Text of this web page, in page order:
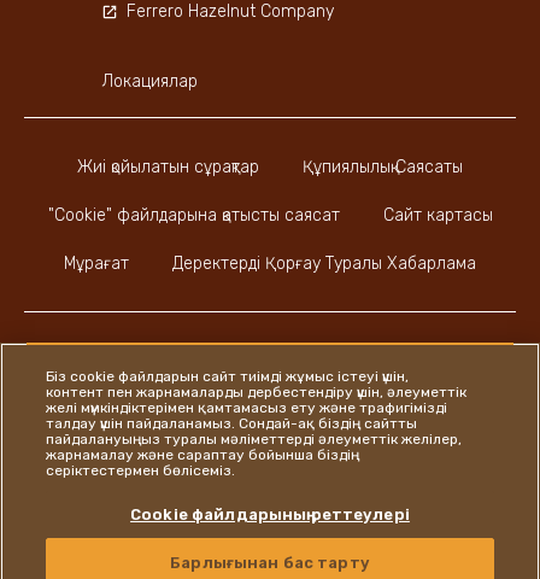
Жиі қойылатын сұрақтар Құпиялылық Саясаты
"Cookie" файлдарына қатысты саясат Сайт картасы
Мұрағат Деректерді Қорғау Туралы Хабарлама
Ferrero Hazelnut Company
Локациялар
Copyright © Ferrero 2026
Instagram
LinkedIn
Facebook
Біз cookie файлдарын сайт тиімді жұмыс істеуі үшін,
контент пен жарнамаларды дербестендіру үшін, әлеуметтік
желі мүмкіндіктерімен қамтамасыз ету және трафигімізді
талдау үшін пайдаланамыз. Сондай-ақ біздің сайтты
пайдалануыңыз туралы мәліметтерді әлеуметтік желілер,
жарнамалау және сараптау бойынша біздің
серіктестермен бөлісеміз.
Cookie файлдарының реттеулері
Барлығынан бас тарту